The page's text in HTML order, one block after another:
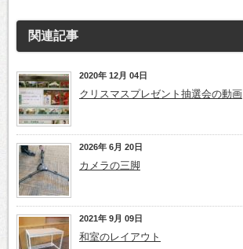
関連記事
2020年 12月 04日
クリスマスプレゼント抽選会の動画
2026年 6月 20日
カメラの三脚
2021年 9月 09日
和室のレイアウト